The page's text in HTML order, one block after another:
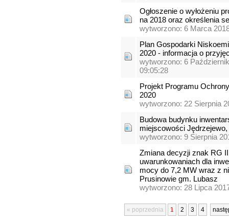
Ogłoszenie o wyłożeniu
na 2018 oraz określenia
wytworzono: 6 Marca
Plan Gospodarki
2020 - informacja o
wytworzono: 6
09:05:28
Projekt Programu
2020
wytworzono: 22 Sierpnia
Budowa budynku
miejscowości
wytworzono: 9 Sierpnia
Zmiana decyzji znak RG
uwarunkowaniach dla
mocy do 7,2 MW wraz z
Prusinowie gm. Lubasz
wytworzono: 28 Lipca
« poprzednia 1 2 3 4